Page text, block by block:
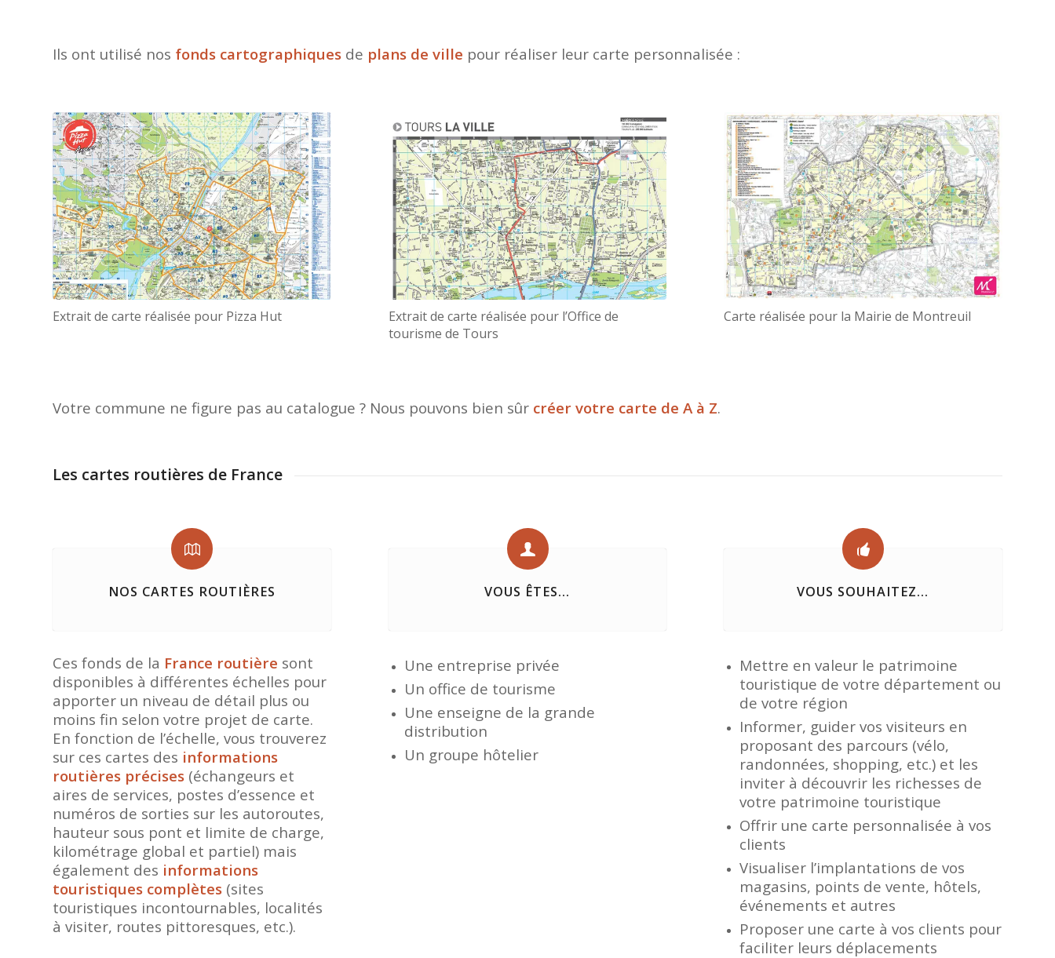
Ils ont utilisé nos fonds cartographiques de plans de ville pour réaliser leur carte personnalisée :
Extrait de carte réalisée pour Pizza Hut
Extrait de carte réalisée pour l’Office de
tourisme de Tours
Carte réalisée pour la Mairie de Montreuil
Votre commune ne figure pas au catalogue ? Nous pouvons bien sûr créer votre carte de A à Z.
Les cartes routières de France
NOS CARTES ROUTIÈRES
Ces fonds de la France routière sont
disponibles à différentes échelles pour
apporter un niveau de détail plus ou
moins fin selon votre projet de carte.
En fonction de l’échelle, vous trouverez
sur ces cartes des informations
routières précises (échangeurs et
aires de services, postes d’essence et
numéros de sorties sur les autoroutes,
hauteur sous pont et limite de charge,
kilométrage global et partiel) mais
également des informations
touristiques complètes (sites
touristiques incontournables, localités
à visiter, routes pittoresques, etc.).
VOUS ÊTES...
Une entreprise privée
Un office de tourisme
Une enseigne de la grande
distribution
Un groupe hôtelier
VOUS SOUHAITEZ...
Mettre en valeur le patrimoine
touristique de votre département ou
de votre région
Informer, guider vos visiteurs en
proposant des parcours (vélo,
randonnées, shopping, etc.) et les
inviter à découvrir les richesses de
votre patrimoine touristique
Offrir une carte personnalisée à vos
clients
Visualiser l’implantations de vos
magasins, points de vente, hôtels,
événements et autres
Proposer une carte à vos clients pour
faciliter leurs déplacements